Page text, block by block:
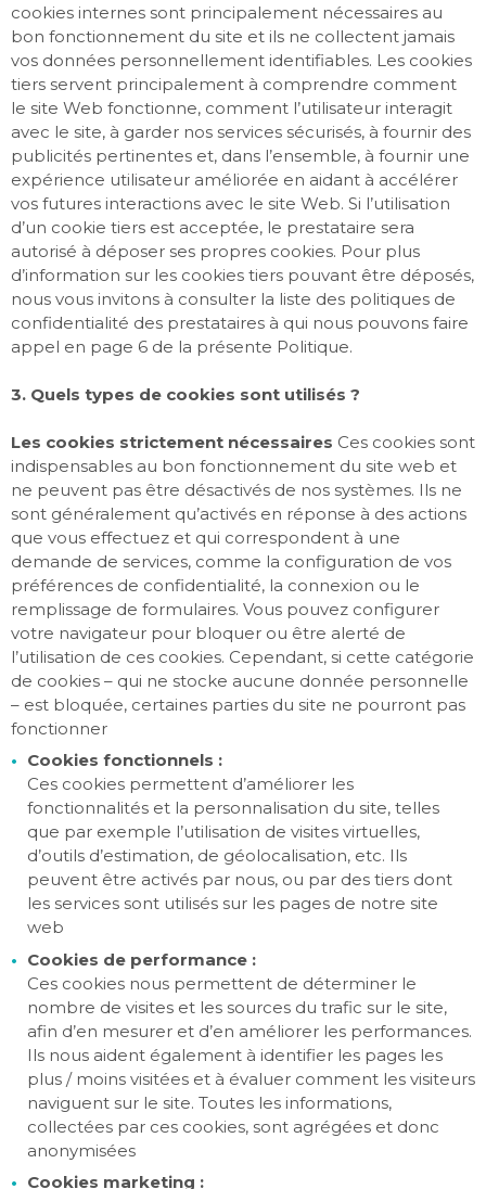
cookies internes sont principalement nécessaires au
bon fonctionnement du site et ils ne collectent jamais
vos données personnellement identifiables. Les cookies
tiers servent principalement à comprendre comment
le site Web fonctionne, comment l’utilisateur interagit
avec le site, à garder nos services sécurisés, à fournir des
publicités pertinentes et, dans l’ensemble, à fournir une
expérience utilisateur améliorée en aidant à accélérer
vos futures interactions avec le site Web. Si l’utilisation
d’un cookie tiers est acceptée, le prestataire sera
autorisé à déposer ses propres cookies. Pour plus
d’information sur les cookies tiers pouvant être déposés,
nous vous invitons à consulter la liste des politiques de
confidentialité des prestataires à qui nous pouvons faire
appel en page 6 de la présente Politique.
3. Quels types de cookies sont utilisés ?
Les cookies strictement nécessaires Ces cookies sont
indispensables au bon fonctionnement du site web et
ne peuvent pas être désactivés de nos systèmes. Ils ne
sont généralement qu’activés en réponse à des actions
que vous effectuez et qui correspondent à une
demande de services, comme la configuration de vos
préférences de confidentialité, la connexion ou le
remplissage de formulaires. Vous pouvez configurer
votre navigateur pour bloquer ou être alerté de
l’utilisation de ces cookies. Cependant, si cette catégorie
de cookies – qui ne stocke aucune donnée personnelle
– est bloquée, certaines parties du site ne pourront pas
fonctionner
Cookies fonctionnels :
Ces cookies permettent d’améliorer les
fonctionnalités et la personnalisation du site, telles
que par exemple l’utilisation de visites virtuelles,
d’outils d’estimation, de géolocalisation, etc. Ils
peuvent être activés par nous, ou par des tiers dont
les services sont utilisés sur les pages de notre site
web
Cookies de performance :
Ces cookies nous permettent de déterminer le
nombre de visites et les sources du trafic sur le site,
afin d’en mesurer et d’en améliorer les performances.
Ils nous aident également à identifier les pages les
plus / moins visitées et à évaluer comment les visiteurs
naviguent sur le site. Toutes les informations,
collectées par ces cookies, sont agrégées et donc
anonymisées
Cookies marketing :